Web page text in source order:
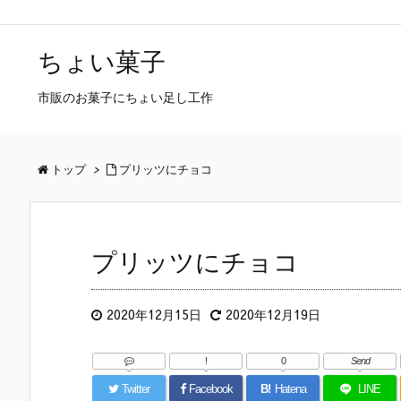
ちょい菓子
市販のお菓子にちょい足し工作
トップ > プリッツにチョコ
プリッツにチョコ
2020年12月15日 2020年12月19日
Twitter Facebook
!
B! Hatena
0
LINE
Send